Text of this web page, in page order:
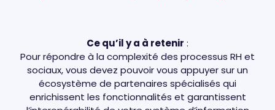
Ce qu’il y a à retenir :
Pour répondre à la complexité des processus RH et
sociaux, vous devez pouvoir vous appuyer sur un
écosystème de partenaires spécialisés qui
enrichissent les fonctionnalités et garantissent